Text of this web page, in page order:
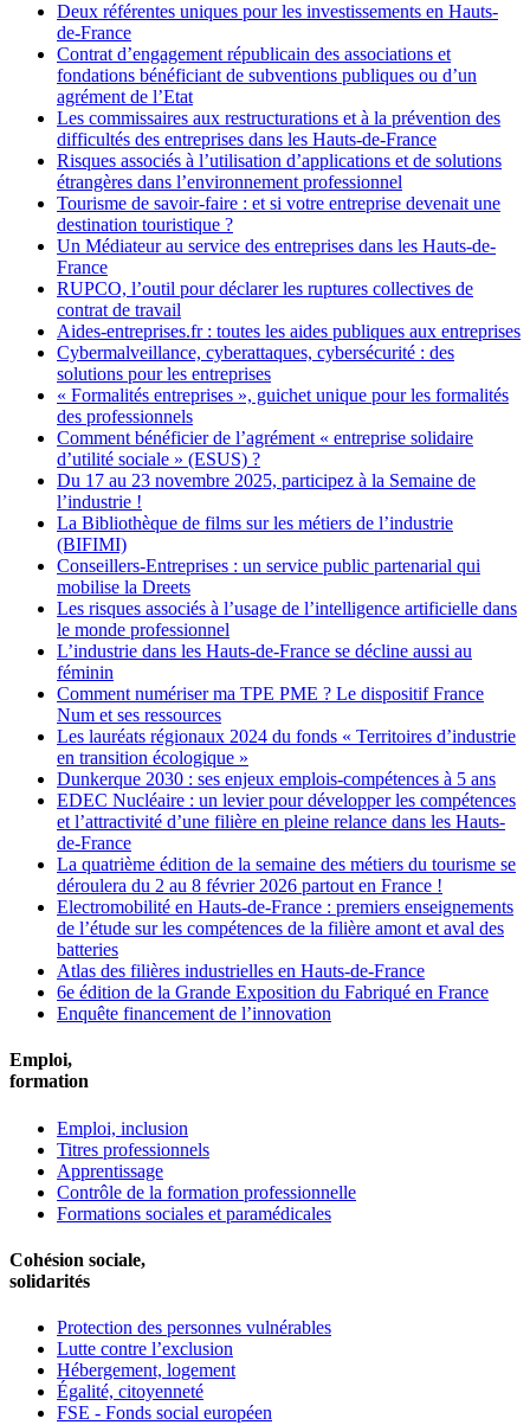
Deux référentes uniques pour les investissements en Hauts-
de-France
Contrat d’engagement républicain des associations et
fondations bénéficiant de subventions publiques ou d’un
agrément de l’Etat
Les commissaires aux restructurations et à la prévention des
difficultés des entreprises dans les Hauts-de-France
Risques associés à l’utilisation d’applications et de solutions
étrangères dans l’environnement professionnel
Tourisme de savoir-faire : et si votre entreprise devenait une
destination touristique ?
Un Médiateur au service des entreprises dans les Hauts-de-
France
RUPCO, l’outil pour déclarer les ruptures collectives de
contrat de travail
Aides-entreprises.fr : toutes les aides publiques aux entreprises
Cybermalveillance, cyberattaques, cybersécurité : des
solutions pour les entreprises
« Formalités entreprises », guichet unique pour les formalités
des professionnels
Comment bénéficier de l’agrément « entreprise solidaire
d’utilité sociale » (ESUS) ?
Du 17 au 23 novembre 2025, participez à la Semaine de
l’industrie !
La Bibliothèque de films sur les métiers de l’industrie
(BIFIMI)
Conseillers-Entreprises : un service public partenarial qui
mobilise la Dreets
Les risques associés à l’usage de l’intelligence artificielle dans
le monde professionnel
L’industrie dans les Hauts-de-France se décline aussi au
féminin
Comment numériser ma TPE PME ? Le dispositif France
Num et ses ressources
Les lauréats régionaux 2024 du fonds « Territoires d’industrie
en transition écologique »
Dunkerque 2030 : ses enjeux emplois-compétences à 5 ans
EDEC Nucléaire : un levier pour développer les compétences
et l’attractivité d’une filière en pleine relance dans les Hauts-
de-France
La quatrième édition de la semaine des métiers du tourisme se
déroulera du 2 au 8 février 2026 partout en France !
Electromobilité en Hauts-de-France : premiers enseignements
de l’étude sur les compétences de la filière amont et aval des
batteries
Atlas des filières industrielles en Hauts-de-France
6e édition de la Grande Exposition du Fabriqué en France
Enquête financement de l’innovation
Emploi,
formation
Emploi, inclusion
Titres professionnels
Apprentissage
Contrôle de la formation professionnelle
Formations sociales et paramédicales
Cohésion sociale,
solidarités
Protection des personnes vulnérables
Lutte contre l’exclusion
Hébergement, logement
Égalité, citoyenneté
FSE - Fonds social européen